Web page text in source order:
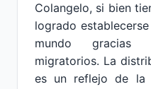
Colangelo, si bien
logrado
mundo gracias
migratorios. La
es un reflejo de la